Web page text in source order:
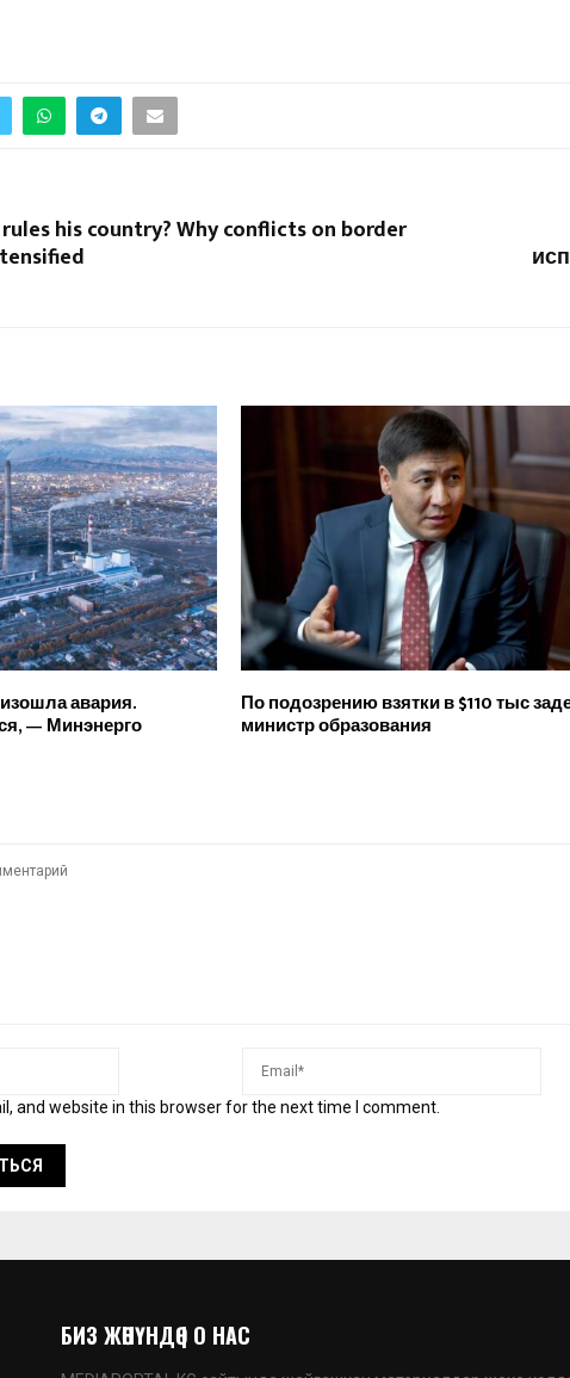
his country? Why conflicts on border
авария.
— Минэнерго
По подозрению взятки в $110 тыс
министр образования
and website in this browser for the next time I comment.
БИЗ ЖӨНҮНДӨ | О НАС